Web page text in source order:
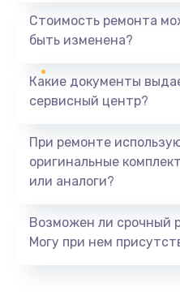
Замена заднего
Замена
Стоимость ремонта
быть изменена?
Какие документы
сервисный центр?
При ремонте
оригинальные
или аналоги?
Возможен ли срочный
Могу при нем